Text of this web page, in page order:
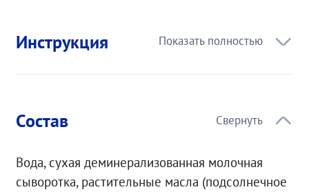
Инструкция
Состав
Вода, сухая деминерализованная молочная
сыворотка, растительные масла (подсолнечное